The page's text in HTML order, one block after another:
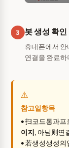
3 봇 생성 확인
휴대폰에서 안
연결을 완료하
⚠️
참고일항목
• 扫코드통과프
이지 , 아님则
• 若생성생성